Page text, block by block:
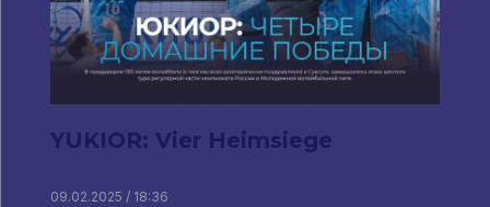
YUKIOR: Vier Heimsiege
09.02.2025 / 18:36